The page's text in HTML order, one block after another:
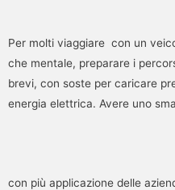
Per molti viaggiare con un
che mentale, preparare i
brevi, con soste per caricare
energia elettrica. Avere uno
con più applicazione delle